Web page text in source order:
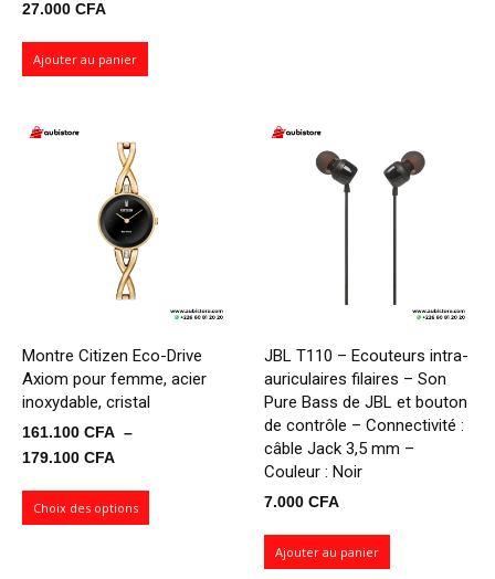
27.000 CFA
Ajouter au panier
Montre Citizen Eco-Drive
Axiom pour femme, acier
inoxydable, cristal
161.100 CFA –
179.100 CFA
prix :
Choix des options
JBL T110 – Ecouteurs intra-
auriculaires filaires – Son
Pure Bass de JBL et bouton
de contrôle – Connectivité :
câble Jack 3,5 mm –
Couleur : Noir
7.000 CFA
Ajouter au panier